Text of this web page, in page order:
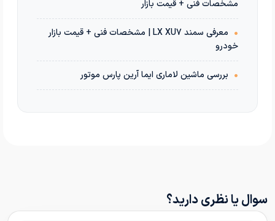
مشخصات فنی + قیمت بازار
•
معرفی سمند LX XU7 | مشخصات فنی + قیمت بازار
خودرو
• بررسی ماشین لاماری ایما آرین پارس موتور
سوال یا نظری دارید؟